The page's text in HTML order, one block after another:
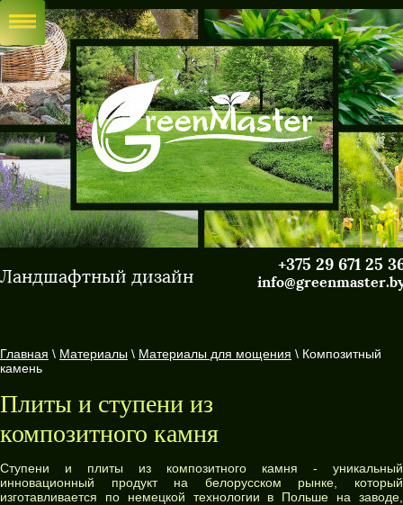
Ландшафтный дизайн
+375 29 671 25
Главная \ Материалы \ Материалы для мощения \ Композитный
камень
Плиты и ступени из
композитного камня
Ступени и плиты из композитного камня - уникальный
инновационный продукт на белорусском рынке, который
изготавливается по немецкой технологии в Польше на заводе,